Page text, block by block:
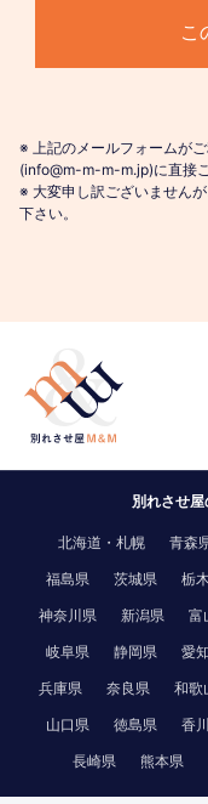
※ 上記のメールフォームが
(info@m-m-m-m.jp)に直接ご
※ 大変申し訳ございません
下さい。
別れさせ屋
北海道・札幌 青森
福島県
茨城県 栃
神奈川県
新潟県 富
岐阜県
静岡県 愛
兵庫県
奈良県 和歌
山口県
徳島県 香
長崎県
熊本県